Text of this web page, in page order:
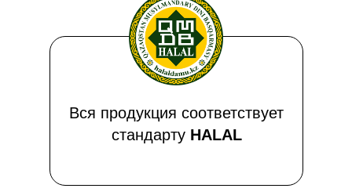
Вся продукция соответствует
стандарту HALAL